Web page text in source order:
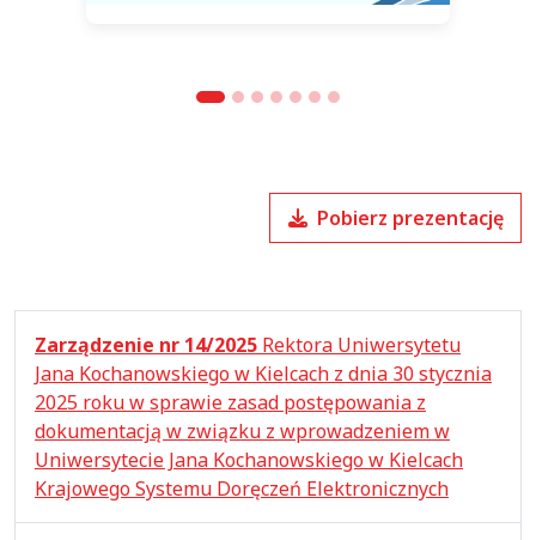
Pobierz prezentację
Zarządzenie nr 14/2025 Rektora Uniwersytetu
Jana Kochanowskiego w Kielcach z dnia 30 stycznia
2025 roku w sprawie zasad postępowania z
dokumentacją w związku z wprowadzeniem w
Uniwersytecie Jana Kochanowskiego w Kielcach
Krajowego Systemu Doręczeń Elektronicznych